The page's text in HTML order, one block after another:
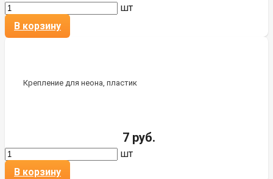
шт
В корзину
Крепление для неона, пластик
7 руб.
шт
В корзину